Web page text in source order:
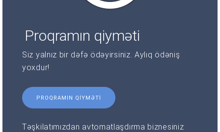
Proqramın qiyməti
Siz yalnız bir dəfə ödəyirsiniz. Aylıq ödəniş
yoxdur!
PROQRAMIN QIYMƏTI
Təşkilatımızdan avtomatlaşdırma biznesiniz